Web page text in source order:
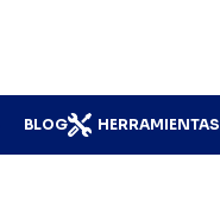
BLOG HERRAMIENTAS